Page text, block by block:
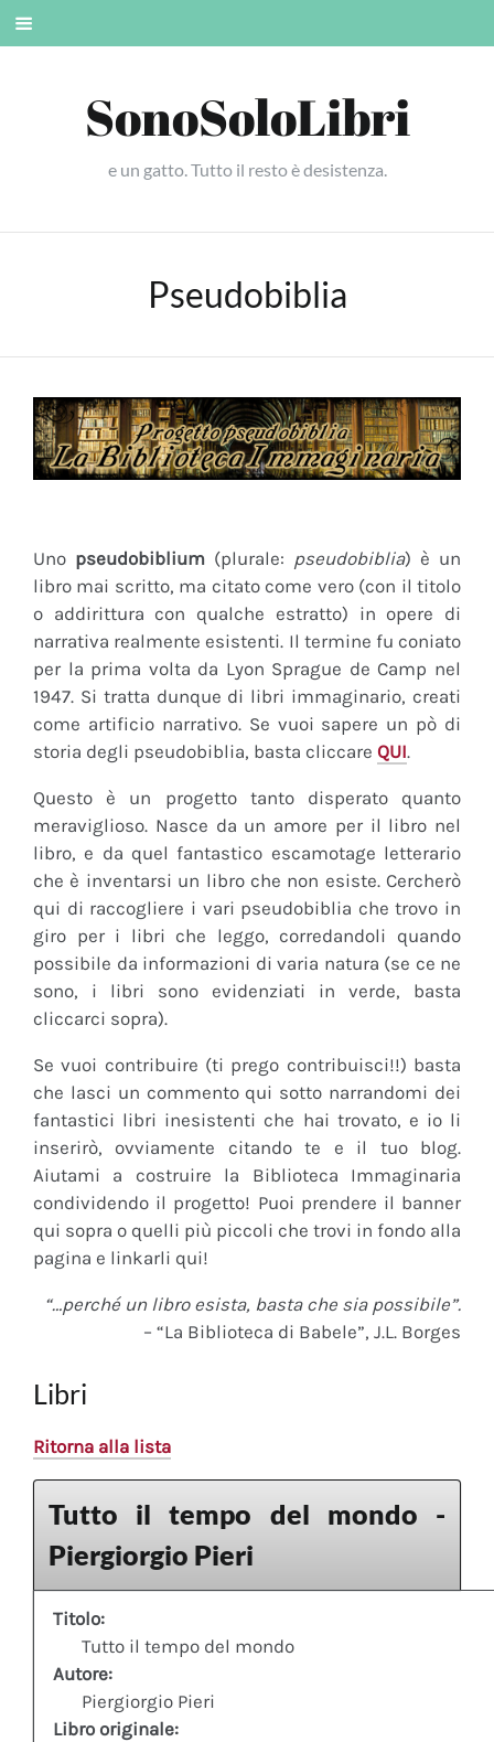
Skip
SonoSoloLibri
e un gatto. Tutto il resto è desistenza.
Pseudobiblia
Uno pseudobiblium (plurale: pseudobiblia) è un
libro mai scritto, ma citato come vero (con il titolo
o addirittura con qualche estratto) in opere di
narrativa realmente esistenti. Il termine fu coniato
per la prima volta da Lyon Sprague de Camp nel
1947. Si tratta dunque di libri immaginario, creati
come artificio narrativo. Se vuoi sapere un pò di
storia degli pseudobiblia, basta cliccare QUI.
Questo è un progetto tanto disperato quanto
meraviglioso. Nasce da un amore per il libro nel
libro, e da quel fantastico escamotage letterario
che è inventarsi un libro che non esiste. Cercherò
qui di raccogliere i vari pseudobiblia che trovo in
giro per i libri che leggo, corredandoli quando
possibile da informazioni di varia natura (se ce ne
sono, i libri sono evidenziati in verde, basta
cliccarci sopra).
Se vuoi contribuire (ti prego contribuisci!!) basta
che lasci un commento qui sotto narrandomi dei
fantastici libri inesistenti che hai trovato, e io li
inserirò, ovviamente citando te e il tuo blog.
Aiutami a costruire la Biblioteca Immaginaria
condividendo il progetto! Puoi prendere il banner
qui sopra o quelli più piccoli che trovi in fondo alla
pagina e linkarli qui!
“…perché un libro esista, basta che sia possibile”.
– “La Biblioteca di Babele”, J.L. Borges
Libri
Ritorna alla lista
Tutto il tempo del mondo -
Piergiorgio Pieri
Titolo:
Tutto il tempo del mondo
Autore:
Piergiorgio Pieri
Libro originale: